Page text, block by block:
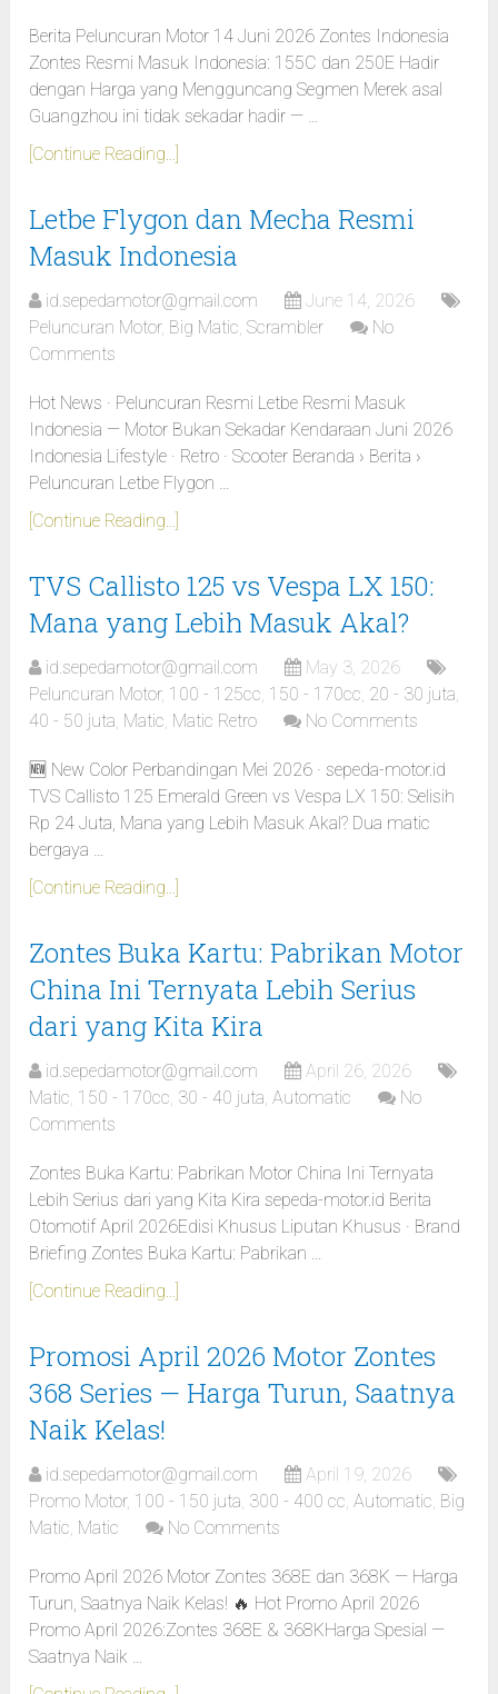
Berita Peluncuran Motor 14 Juni 2026 Zontes Indonesia
Zontes Resmi Masuk Indonesia: 155C dan 250E Hadir
dengan Harga yang Mengguncang Segmen Merek asal
Guangzhou ini tidak sekadar hadir — …
[Continue Reading...]
Letbe Flygon dan Mecha Resmi
Masuk Indonesia
id.sepedamotor@gmail.com
June 14, 2026
Peluncuran Motor, Big Matic,Scrambler
No
Comments
Hot News · Peluncuran Resmi Letbe Resmi Masuk
Indonesia — Motor Bukan Sekadar Kendaraan Juni 2026
Indonesia Lifestyle · Retro · Scooter Beranda › Berita ›
Peluncuran Letbe Flygon …
[Continue Reading...]
TVS Callisto 125 vs Vespa LX 150:
Mana yang Lebih Masuk Akal?
id.sepedamotor@gmail.com
May 3, 2026
Peluncuran Motor, 100 - 125cc, 150 - 170cc, 20 - 30 juta,
40 - 50 juta, Matic, Matic Retro No Comments
🆕 New Color Perbandingan Mei 2026 · sepeda-motor.id
TVS Callisto 125 Emerald Green vs Vespa LX 150: Selisih
Rp 24 Juta, Mana yang Lebih Masuk Akal? Dua matic
bergaya …
[Continue Reading...]
Zontes Buka Kartu: Pabrikan Motor
China Ini Ternyata Lebih Serius
dari yang Kita Kira
id.sepedamotor@gmail.com
April 26, 2026
Matic, 150 - 170cc, 30 - 40 juta,Automatic
No
Comments
Zontes Buka Kartu: Pabrikan Motor China Ini Ternyata
Lebih Serius dari yang Kita Kira sepeda-motor.id Berita
Otomotif April 2026Edisi Khusus Liputan Khusus · Brand
Briefing Zontes Buka Kartu: Pabrikan …
[Continue Reading...]
Promosi April 2026 Motor Zontes
368 Series — Harga Turun, Saatnya
Naik Kelas!
id.sepedamotor@gmail.com
April 19, 2026
Promo Motor, 100 - 150 juta, 300 - 400 cc,Automatic, Big
Matic, Matic No Comments
Promo April 2026 Motor Zontes 368E dan 368K — Harga
Turun, Saatnya Naik Kelas! 🔥 Hot Promo April 2026
Promo April 2026:Zontes 368E & 368KHarga Spesial —
Saatnya Naik …